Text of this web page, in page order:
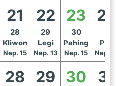
21
28
Kliwon
Nep. 15
22
29
Legi
Nep. 13
23
30
Pahing
Nep. 15
24
Pon
Nep.
28 29 30 31